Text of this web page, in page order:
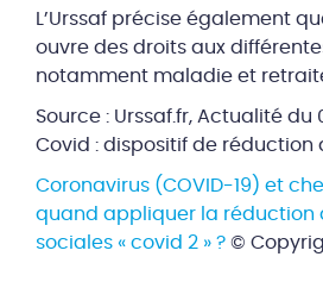
L’Urssaf précise également
ouvre des droits aux
notamment maladie et
Source : Urssaf.fr, Actualité du
Covid : dispositif de réduction
Coronavirus (COVID-19) et
quand appliquer la réduction
sociales « covid 2 » ? ©